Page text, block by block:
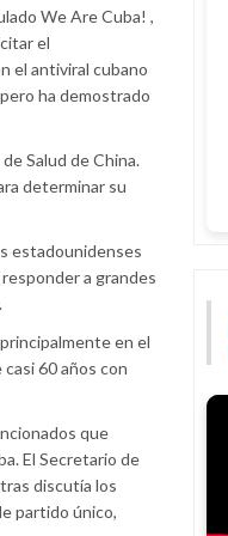
We Are Cuba! ,
el
el antiviral cubano
ha demostrado
Salud de China.
determinar su
estadounidenses
a grandes
en el
60 años con
que
El Secretario de
discutía los
partido único,